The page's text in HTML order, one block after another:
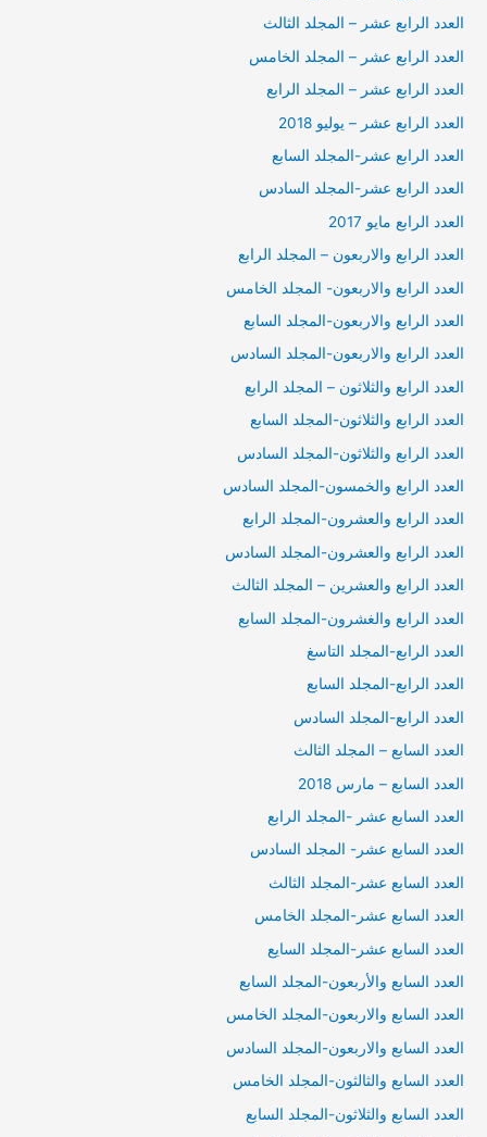
العدد الرابع عشر – المجلد الثالث
العدد الرابع عشر – المجلد الخامس
العدد الرابع عشر – المجلد الرابع
العدد الرابع عشر – يوليو 2018
العدد الرابع عشر-المجلد السابع
العدد الرابع عشر-المجلد السادس
العدد الرابع مايو 2017
العدد الرابع والاربعون – المجلد الرابع
العدد الرابع والاربعون- المجلد الخامس
العدد الرابع والاربعون-المجلد السابع
العدد الرابع والاربعون-المجلد السادس
العدد الرابع والثلاثون – المجلد الرابع
العدد الرابع والثلاثون-المجلد السابع
العدد الرابع والثلاثون-المجلد السادس
العدد الرابع والخمسون-المجلد السادس
العدد الرابع والعشرون-المجلد الرابع
العدد الرابع والعشرون-المجلد السادس
العدد الرابع والعشرين – المجلد الثالث
العدد الرابع والغشرون-المجلد السابع
العدد الرابع-المجلد التاسغ
العدد الرابع-المجلد السابع
العدد الرابع-المجلد السادس
العدد السابع – المجلد الثالث
العدد السابع – مارس 2018
العدد السابع عشر -المجلد الرابع
العدد السابع عشر- المجلد السادس
العدد السابع عشر-المجلد الثالث
العدد السابع عشر-المجلد الخامس
العدد السابع عشر-المجلد السايع
العدد السابع والأربعون-المجلد السابع
العدد السابع والاربعون-المجلد الخامس
العدد السابع والاربعون-المجلد السادس
العدد السابع والثالثون-المجلد الخامس
العدد السابع والثلاثون-المجلد السابع